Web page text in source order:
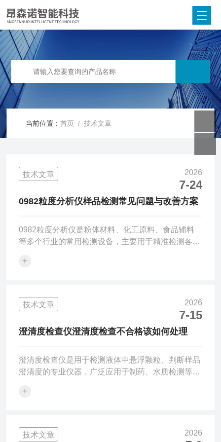
当前位置：首页 / 技术文章
技术文章 2026
7-24
0982粒度分析仪样品检测常见问题与改善方案
0982粒度分析仪是粉体材料、化工原料、食品辅料
等多个行业的常用检测设备，主要用于精准检测各类
质检、配方调试提供可靠的数据支撑。在常规实验检
控不到位、物料处理方式不当、测试环境适配不合理
等问题，通过规范实操细节、优化检测流程，可有效
范，是造成粒径检测数据失真的主要原因之一。多数
+
技术文章 2026
7-15
澄清度检查仪澄清度检查不合格该如何处理
澄清度检查仪是用于检测液体中悬浮颗粒、判断样品
澄清度的专业仪器，广泛应用于制药、水质检测等领
提到的制药、水质检测两类核心应用场景，针对澄清
格批次产品采取暂停销售、使用，启动召回流程，避
+
技术文章 2026